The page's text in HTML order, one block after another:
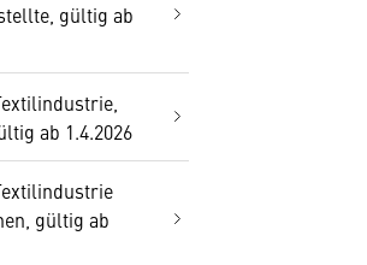
gültig ab
ab 1.4.2026
gültig ab